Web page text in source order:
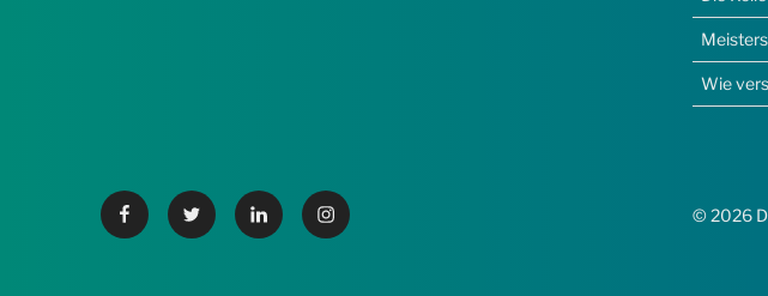
Wie
FacebookTwitter LinkedinInstagram © 2026